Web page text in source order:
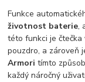
Funkce
životnost baterie,
této funkci je čtečka
pouzdro, a zároveň
Armoritímto
každý náročný